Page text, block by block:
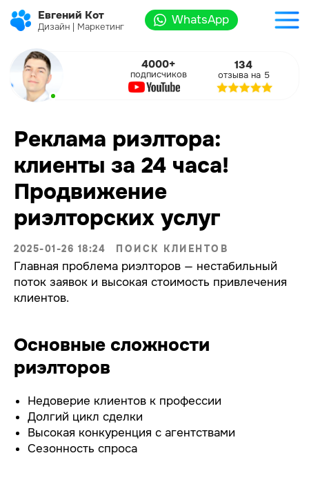
WhatsApp
Евгений Кот
Дизайн | Маркетинг
Реклама риэлтора:
клиенты за 24 часа!
Продвижение
риэлторских услуг
2025-01-26 18:24 ПОИСК КЛИЕНТОВ
Главная проблема риэлторов — нестабильный
поток заявок и высокая стоимость привлечения
клиентов.
Основные сложности
риэлторов
Недоверие клиентов к профессии
Долгий цикл сделки
Высокая конкуренция с агентствами
Сезонность спроса